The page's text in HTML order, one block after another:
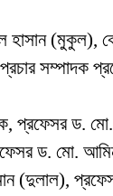
(মুকুল),
সম্পাদক
প্রফেসর ড.
ড. মো.
(দুলাল),